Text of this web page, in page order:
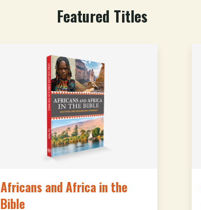
Featured Titles
Africans and Africa in the
Bible